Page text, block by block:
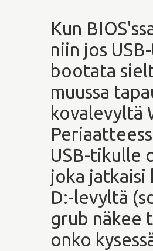
Kun
niin jos
bootata
muussa
kovalevyltä
USB-tikulle
joka jatkaisi
D:-levyltä
grub näkee
onko